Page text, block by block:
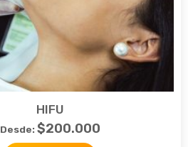
HIFU
Desde: $200.000